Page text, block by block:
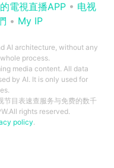
電視直播APP • 电视
• My IP
AI architecture, without any
process.
media content. All data
by AI. It is only used for
节目表速查服务与免费的数千
rights reserved.
policy.